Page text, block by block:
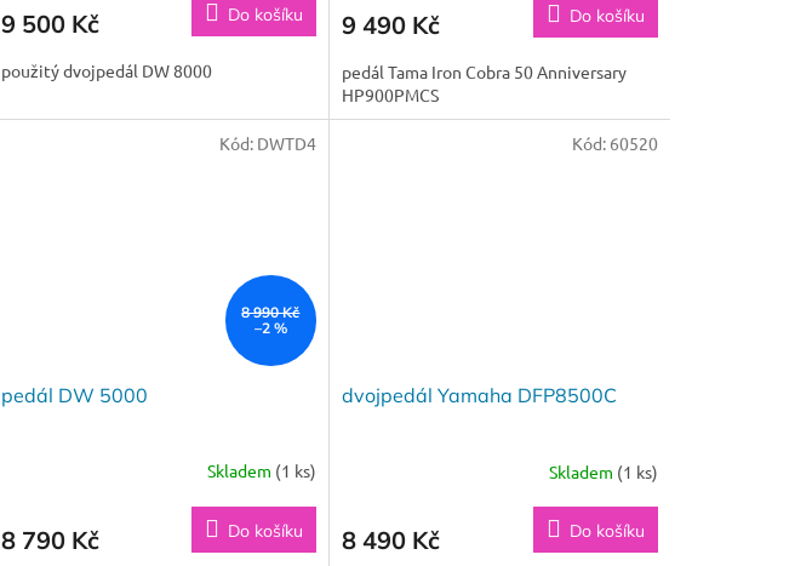
9 500 Kč Do košíku
použitý dvojpedál DW 8000
9 490 Kč Do košíku
pedál Tama Iron Cobra 50 Anniversary
HP900PMCS
8 990 Kč
–2 %
pedál DW 5000
Skladem (1 ks)
8 790 Kč Do košíku
Kód: DWTD4
dvojpedál Yamaha DFP8500C
Skladem (1 ks)
8 490 Kč Do košíku
Kód: 60520